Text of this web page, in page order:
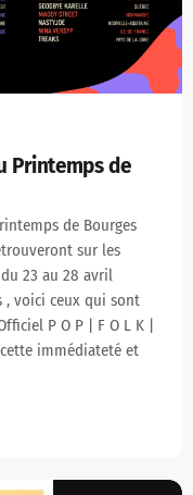
Printemps de
de Bourges
sur les
23 au 28 avril
, voici ceux qui sont
P O P | F O L K |
cette immédiateté et